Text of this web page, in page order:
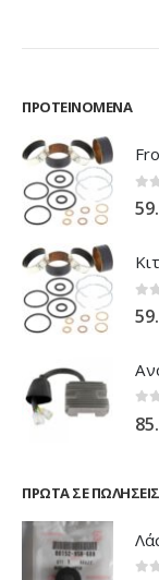
ΠΡΟΤΕΙΝΌΜΕΝΑ
0
ΠΡΏΤΑ ΣΕ ΠΩΛΉΣΕΙΣ